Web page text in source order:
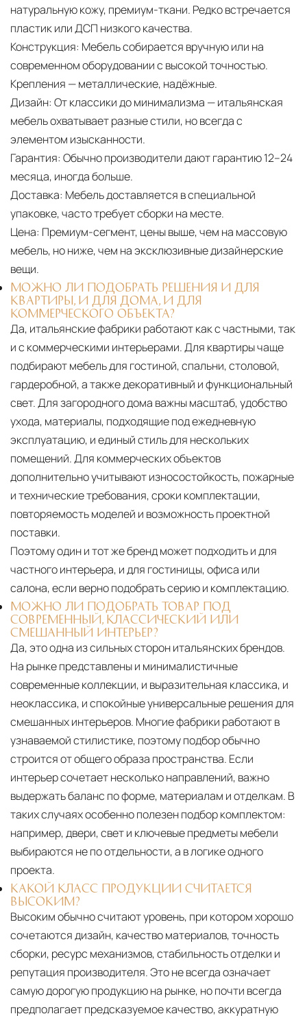
натуральную кожу, премиум-ткани. Редко встречается
пластик или ДСП низкого качества.
Конструкция: Мебель собирается вручную или на
современном оборудовании с высокой точностью.
Крепления — металлические, надёжные.
Дизайн: От классики до минимализма — итальянская
мебель охватывает разные стили, но всегда с
элементом изысканности.
Гарантия: Обычно производители дают гарантию 12–24
месяца, иногда больше.
Доставка: Мебель доставляется в специальной
упаковке, часто требует сборки на месте.
Цена: Премиум-сегмент, цены выше, чем на массовую
мебель, но ниже, чем на эксклюзивные дизайнерские
вещи.
МОЖНО ЛИ ПОДОБРАТЬ РЕШЕНИЯ И ДЛЯ
КВАРТИРЫ, И ДЛЯ ДОМА, И ДЛЯ
КОММЕРЧЕСКОГО ОБЪЕКТА?
Да, итальянские фабрики работают как с частными, так
и с коммерческими интерьерами. Для квартиры чаще
подбирают мебель для гостиной, спальни, столовой,
гардеробной, а также декоративный и функциональный
свет. Для загородного дома важны масштаб, удобство
ухода, материалы, подходящие под ежедневную
эксплуатацию, и единый стиль для нескольких
помещений. Для коммерческих объектов
дополнительно учитывают износостойкость, пожарные
и технические требования, сроки комплектации,
повторяемость моделей и возможность проектной
поставки.
Поэтому один и тот же бренд может подходить и для
частного интерьера, и для гостиницы, офиса или
салона, если верно подобрать серию и комплектацию.
МОЖНО ЛИ ПОДОБРАТЬ ТОВАР ПОД
СОВРЕМЕННЫЙ, КЛАССИЧЕСКИЙ ИЛИ
СМЕШАННЫЙ ИНТЕРЬЕР?
Да, это одна из сильных сторон итальянских брендов.
На рынке представлены и минималистичные
современные коллекции, и выразительная классика, и
неоклассика, и спокойные универсальные решения для
смешанных интерьеров. Многие фабрики работают в
узнаваемой стилистике, поэтому подбор обычно
строится от общего образа пространства. Если
интерьер сочетает несколько направлений, важно
выдержать баланс по форме, материалам и отделкам. В
таких случаях особенно полезен подбор комплектом:
например, двери, свет и ключевые предметы мебели
выбираются не по отдельности, а в логике одного
проекта.
КАКОЙ КЛАСС ПРОДУКЦИИ СЧИТАЕТСЯ
ВЫСОКИМ?
Высоким обычно считают уровень, при котором хорошо
сочетаются дизайн, качество материалов, точность
сборки, ресурс механизмов, стабильность отделки и
репутация производителя. Это не всегда означает
самую дорогую продукцию на рынке, но почти всегда
предполагает предсказуемое качество, аккуратную